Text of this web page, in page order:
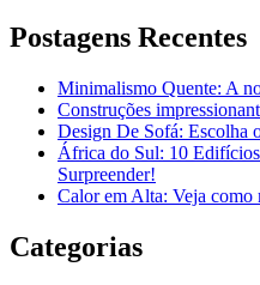
Postagens Recentes
Minimalismo Quente: A
Construções
Design De Sofá: Escolha
África do Sul: 10
Surpreender!
Calor em Alta: Veja como
Categorias